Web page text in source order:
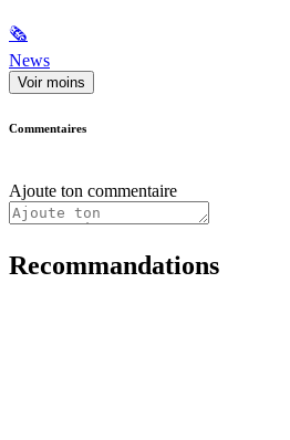
🗞
News
Voir moins
Commentaires
Ajoute ton commentaire
Recommandations